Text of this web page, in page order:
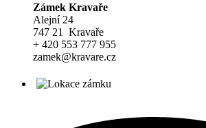
Zámek Kravaře
Alejní 24
747 21 Kravaře
+ 420 553 777 955
zamek@kravare.cz